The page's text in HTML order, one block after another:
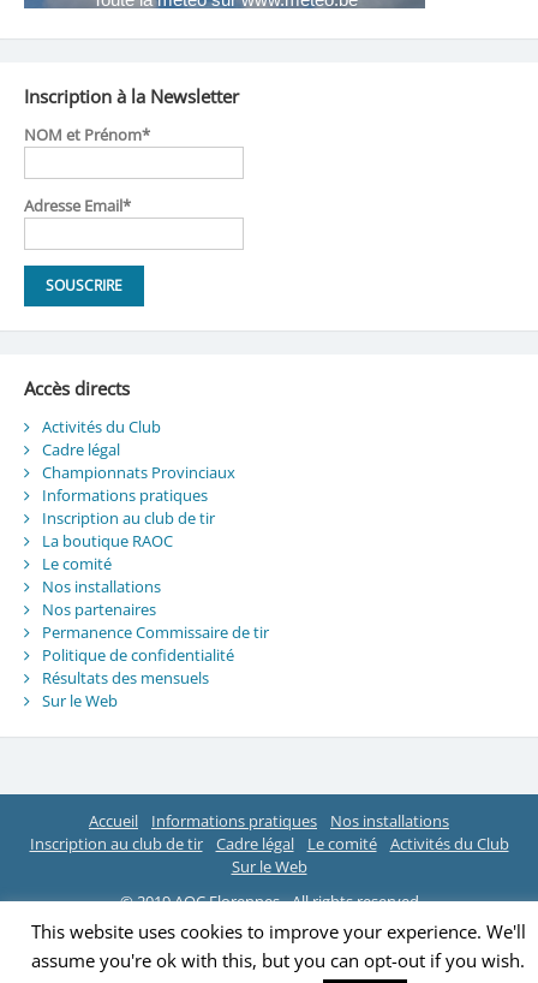
Inscription à la Newsletter
NOM et Prénom*
Adresse Email*
Accès directs
Activités du Club
Cadre légal
Championnats Provinciaux
Informations pratiques
Inscription au club de tir
La boutique RAOC
Le comité
Nos installations
Nos partenaires
Permanence Commissaire de tir
Politique de confidentialité
Résultats des mensuels
Sur le Web
Accueil Informations pratiques
Nos installations
Inscription au club de tir
Cadre légal Le comité
Activités du Club
Sur le Web
© 2019 AOC Florennes - All rights reserved
This website uses cookies to improve your experience. We'll
assume you're ok with this, but you can opt-out if you wish.